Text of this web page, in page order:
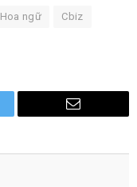
Hoa ngữ Cbiz
Email